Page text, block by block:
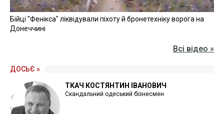
Бійці "Фенікса" ліквідували піхоту й бронетехніку ворога на
Донеччині
Всі відео »
ДОСЬЄ »
ТКАЧ КОСТЯНТИН ІВАНОВИЧ
Скандальний одеський бізнесмен